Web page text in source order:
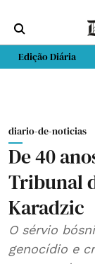
Edição Diária
diario-de-noticias
De 40
Tribunal
Karadzic
O sérvio
genocídio e